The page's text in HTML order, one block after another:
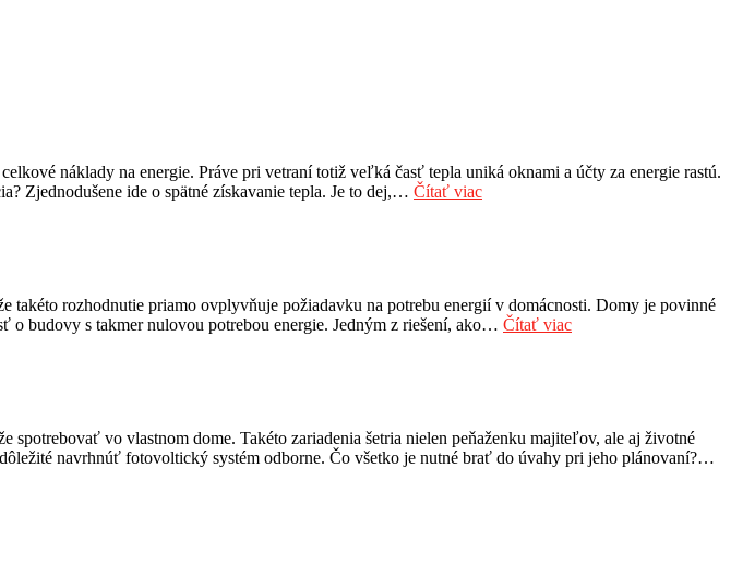
náklady na energie. Práve pri vetraní totiž veľká časť tepla uniká oknami a účty za energie rastú.
Zjednodušene ide o spätné získavanie tepla. Je to dej,… Čítať viac
takéto rozhodnutie priamo ovplyvňuje požiadavku na potrebu energií v domácnosti. Domy je povinné
o budovy s takmer nulovou potrebou energie. Jedným z riešení, ako… Čítať viac
vo vlastnom dome. Takéto zariadenia šetria nielen peňaženku majiteľov, ale aj životné
navrhnúť fotovoltický systém odborne. Čo všetko je nutné brať do úvahy pri jeho plánovaní?…